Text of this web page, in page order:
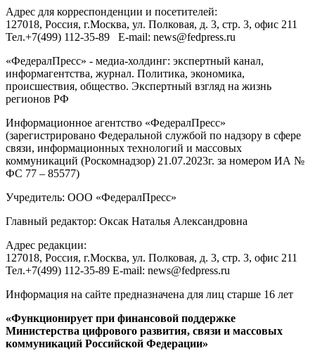
Адрес для корреспонденции и посетителей:
127018, Россия, г.Москва, ул. Полковая, д. 3, стр. 3, офис 211
Тел.+7(499) 112-35-89 E-mail: news@fedpress.ru
«ФедералПресс» - медиа-холдинг: экспертный канал,
информагентства, журнал. Политика, экономика,
происшествия, общество. Экспертный взгляд на жизнь
регионов РФ
Информационное агентство «ФедералПресс»
(зарегистрировано Федеральной службой по надзору в сфере
связи, информационных технологий и массовых
коммуникаций (Роскомнадзор) 21.07.2023г. за номером ИА №
ФС 77 – 85577)
Учредитель: ООО «ФедералПресс»
Главный редактор: Оксак Наталья Александровна
Адрес редакции:
127018, Россия, г.Москва, ул. Полковая, д. 3, стр. 3, офис 211
Тел.+7(499) 112-35-89 E-mail: news@fedpress.ru
Информация на сайте предназначена для лиц старше 16 лет
«Функционирует при финансовой поддержке
Министерства цифрового развития, связи и массовых
коммуникаций Российской Федерации»